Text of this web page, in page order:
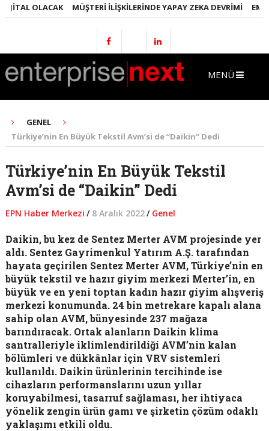
OLACAK MÜŞTERI İLIŞKILERINDE YAPAY ZEKA DEVRIMI
MENÜ
GENEL
Türkiye’nin En Büyük Tekstil Avm’si de “Daikin” Dedi
Türkiye’nin En Büyük Tekstil
Avm’si de “Daikin” Dedi
EPN Haber Merkezi / 8 Aralık 2022/ Genel
Daikin, bu kez de Sentez Merter AVM projesinde yer
aldı. Sentez Gayrimenkul Yatırım A.Ş. tarafından
hayata geçirilen Sentez Merter AVM, Türkiye’nin en
büyük tekstil ve hazır giyim merkezi Merter’in, en
büyük ve en yeni toptan kadın hazır giyim alışveriş
merkezi konumunda. 24 bin metrekare kapalı alana
sahip olan AVM, bünyesinde 237 mağaza
barındıracak. Ortak alanların Daikin klima
santralleriyle iklimlendirildiği AVM’nin kalan
bölümleri ve dükkânlar için VRV sistemleri
kullanıldı. Daikin ürünlerinin tercihinde ise
cihazların performanslarını uzun yıllar
koruyabilmesi, tasarruf sağlaması, her ihtiyaca
yönelik zengin ürün gamı ve şirketin çözüm odaklı
yaklaşımı etkili oldu.